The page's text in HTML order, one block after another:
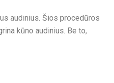
audinius. Šios procedūros
kūno audinius. Be to,